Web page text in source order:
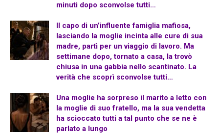
minuti dopo sconvolse tutti…
Il capo di un’influente famiglia mafiosa,
lasciando la moglie incinta alle cure di sua
madre, partì per un viaggio di lavoro. Ma
settimane dopo, tornato a casa, la trovò
chiusa in una gabbia nello scantinato. La
verità che scoprì sconvolse tutti…
Una moglie ha sorpreso il marito a letto con
la moglie di suo fratello, ma la sua vendetta
ha scioccato tutti a tal punto che se ne è
parlato a lungo